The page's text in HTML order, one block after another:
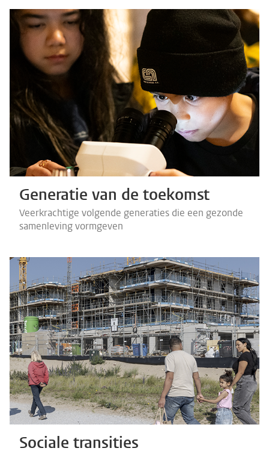
Generatie van de toekomst
Veerkrachtige volgende generaties die een gezonde
samenleving vormgeven
Sociale transities